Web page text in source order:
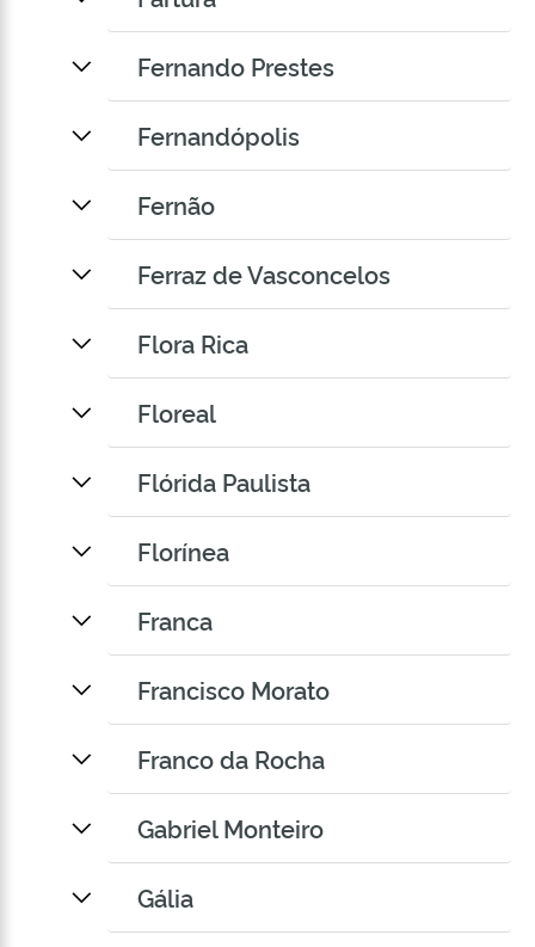
Fernando Prestes
Fernandópolis
Fernão
Ferraz de Vasconcelos
Flora Rica
Floreal
Flórida Paulista
Florínea
Franca
Francisco Morato
Franco da Rocha
Gabriel Monteiro
Gália